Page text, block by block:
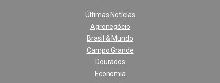
Últimas Notícias
Agronegócio
Brasil & Mundo
Campo Grande
Dourados
Economia